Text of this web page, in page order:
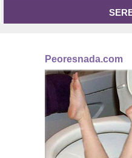
Peoresnada.com